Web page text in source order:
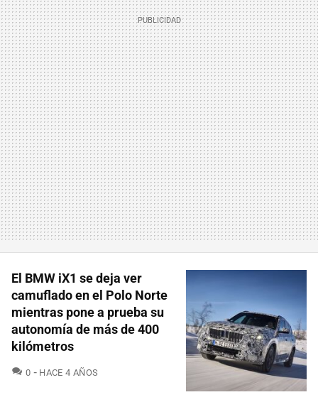
El BMW iX1 se deja ver
camuflado en el Polo Norte
mientras pone a prueba su
autonomía de más de 400
kilómetros
0 COMENTARIOS
HACE 4 AÑOS